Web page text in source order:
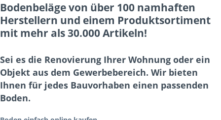
Bodenbeläge von über 100 namhaften
Herstellern und einem Produktsortiment
mit mehr als 30.000 Artikeln!
Sei es die Renovierung Ihrer Wohnung oder ein
Objekt aus dem Gewerbebereich. Wir bieten
Ihnen für jedes Bauvorhaben einen passenden
Boden.